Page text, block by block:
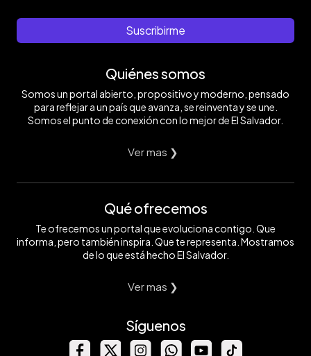
Suscribirme
Quiénes somos
Somos un portal abierto, propositivo y moderno, pensado
para reflejar a un país que avanza, se reinventa y se une.
Somos el punto de conexión con lo mejor de El Salvador.
Ver mas ❯
Qué ofrecemos
Te ofrecemos un portal que evoluciona contigo. Que
informa, pero también inspira. Que te representa. Mostramos
de lo que está hecho El Salvador.
Ver mas ❯
Síguenos